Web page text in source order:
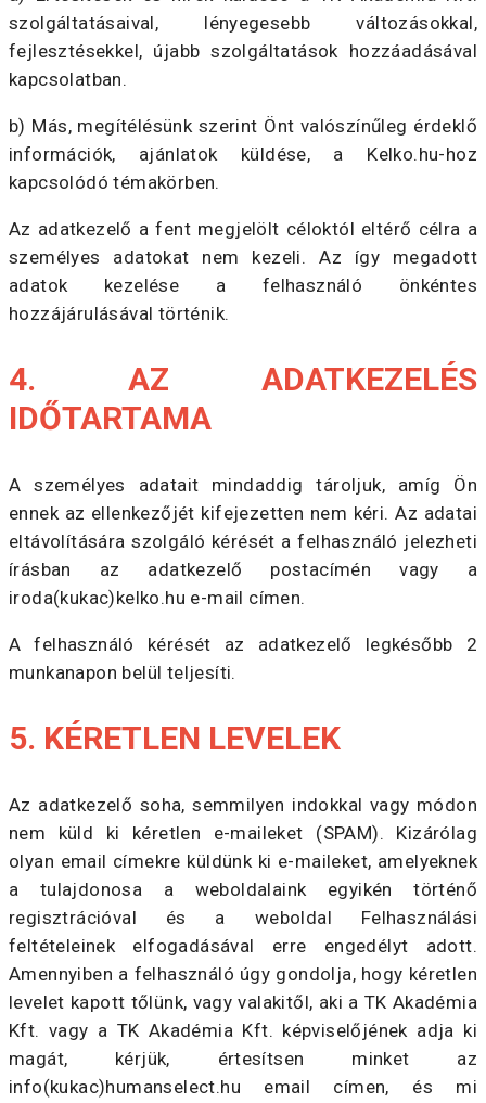
szolgáltatásaival, lényegesebb változásokkal,
fejlesztésekkel, újabb szolgáltatások hozzáadásával
kapcsolatban.
b) Más, megítélésünk szerint Önt valószínűleg érdeklő
információk, ajánlatok küldése, a Kelko.hu-hoz
kapcsolódó témakörben.
Az adatkezelő a fent megjelölt céloktól eltérő célra a
személyes adatokat nem kezeli. Az így megadott
adatok kezelése a felhasználó önkéntes
hozzájárulásával történik.
4. AZ ADATKEZELÉS
IDŐTARTAMA
A személyes adatait mindaddig tároljuk, amíg Ön
ennek az ellenkezőjét kifejezetten nem kéri. Az adatai
eltávolítására szolgáló kérését a felhasználó jelezheti
írásban az adatkezelő postacímén vagy a
iroda(kukac)kelko.hu e-mail címen.
A felhasználó kérését az adatkezelő legkésőbb 2
munkanapon belül teljesíti.
5. KÉRETLEN LEVELEK
Az adatkezelő soha, semmilyen indokkal vagy módon
nem küld ki kéretlen e-maileket (SPAM). Kizárólag
olyan email címekre küldünk ki e-maileket, amelyeknek
a tulajdonosa a weboldalaink egyikén történő
regisztrációval és a weboldal Felhasználási
feltételeinek elfogadásával erre engedélyt adott.
Amennyiben a felhasználó úgy gondolja, hogy kéretlen
levelet kapott tőlünk, vagy valakitől, aki a TK Akadémia
Kft. vagy a TK Akadémia Kft. képviselőjének adja ki
magát, kérjük, értesítsen minket az
info(kukac)humanselect.hu email címen, és mi